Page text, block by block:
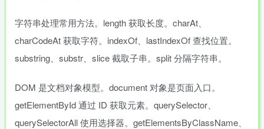
字符串处理常用方法。length 获取长度。charAt、
charCodeAt 获取字符。indexOf、lastIndexOf 查找位置。
substring、substr、slice 截取子串。split 分隔字符串。
DOM 是文档对象模型。document 对象是页面入口。
getElementById 通过 ID 获取元素。querySelector、
querySelectorAll 使用选择器。getElementsByClassName、